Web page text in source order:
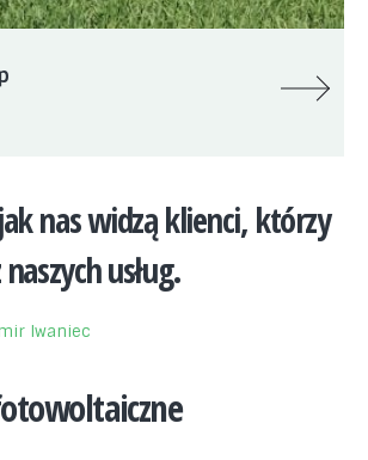
nas widzą klienci, którzy
usług.
Iwaniec